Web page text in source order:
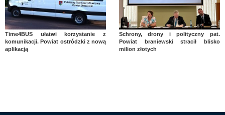
Time4BUS ułatwi korzystanie z
komunikacji. Powiat ostródzki z nową
aplikacją
Schrony, drony i polityczny pat.
Powiat braniewski stracił blisko
milion złotych